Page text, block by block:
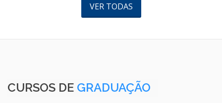
VER TODAS
CURSOS DE GRADUAÇÃO